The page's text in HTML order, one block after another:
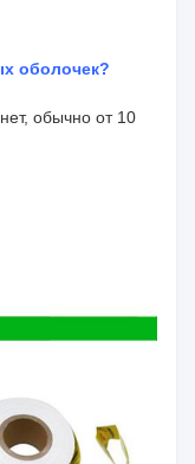
оболочек?
обычно от 10